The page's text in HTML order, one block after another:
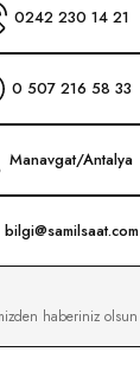
0242 230 14 21
0 507 216 58 33
Manavgat/Antalya
bilgi@samilsaat.com
haberiniz olsun